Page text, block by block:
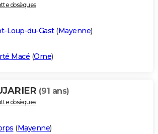
obsèques
Loup-du-Gast(Mayenne)
Macé (Orne)
(91 ans)
obsèques
(Mayenne)